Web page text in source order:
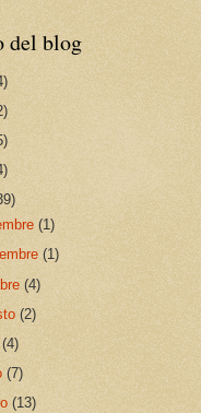
del blog
(1)
(1)
(4)
(2)
(4)
(7)
(13)